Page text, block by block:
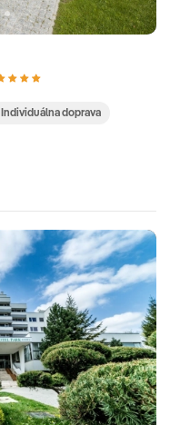
Individuálna doprava